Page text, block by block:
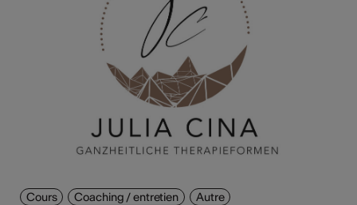
Cours Coaching / entretien
Autre